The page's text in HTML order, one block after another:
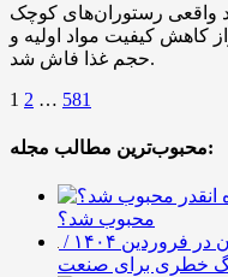
واقعی رستوران‌های کوچک
راز کاهش کیفیت مواد اولیه و
حجم غذا فاش شد.
1 2 … 581
محبوب‌ترین مطالب مجله:
محبوب شد؟
افزایش ۴.۶ درصدی تولید فولاد ایران در فروردین ۱۴۰۴ /
خطری برای صنعت